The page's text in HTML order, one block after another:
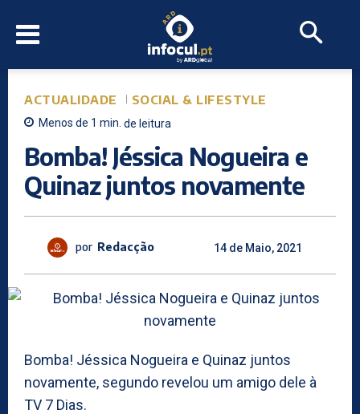
ACTUALIDADE SOCIAL & LIFESTYLE
Menos de 1 min. de leitura
Bomba! Jéssica Nogueira e
Quinaz juntos novamente
por Redacção 14 de Maio, 2021
Bomba! Jéssica Nogueira e Quinaz juntos
novamente, segundo revelou um amigo dele à
TV 7 Dias.